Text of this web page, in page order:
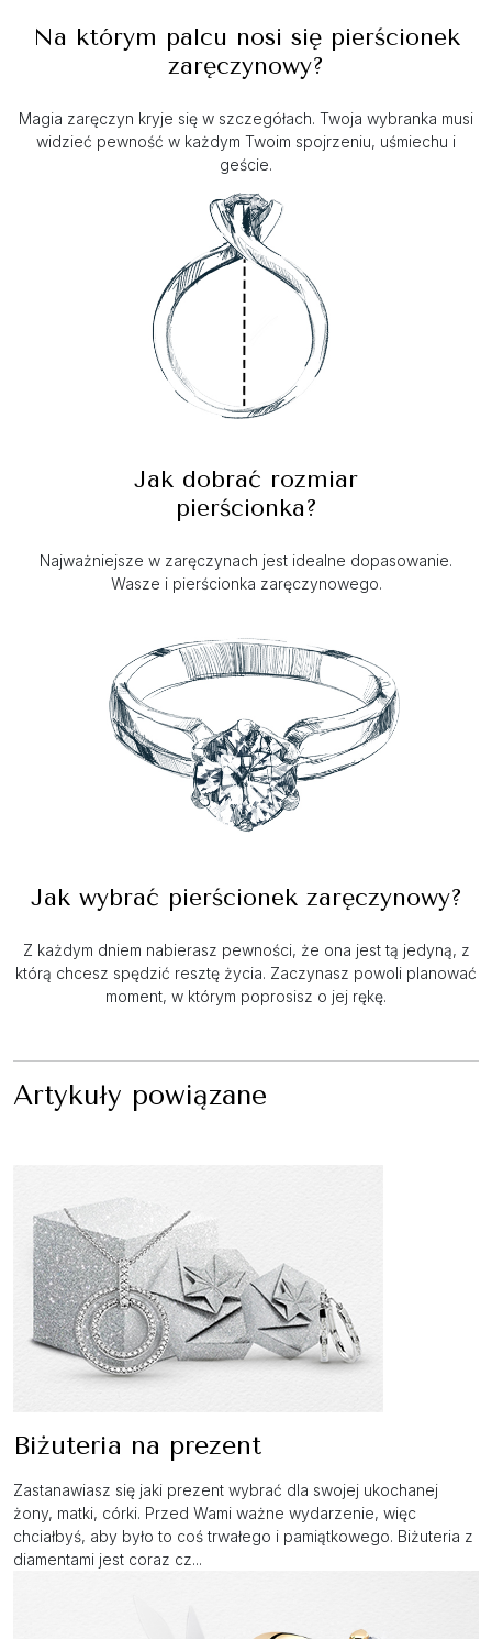
Na którym palcu nosi się pierścionek
zaręczynowy?
Magia zaręczyn kryje się w szczegółach. Twoja wybranka musi
widzieć pewność w każdym Twoim spojrzeniu, uśmiechu i
geście.
Jak dobrać rozmiar
pierścionka?
Najważniejsze w zaręczynach jest idealne dopasowanie.
Wasze i pierścionka zaręczynowego.
Jak wybrać pierścionek zaręczynowy?
Z każdym dniem nabierasz pewności, że ona jest tą jedyną, z
którą chcesz spędzić resztę życia. Zaczynasz powoli planować
moment, w którym poprosisz o jej rękę.
Artykuły powiązane
Biżuteria na prezent
Zastanawiasz się jaki prezent wybrać dla swojej ukochanej
żony, matki, córki. Przed Wami ważne wydarzenie, więc
chciałbyś, aby było to coś trwałego i pamiątkowego. Biżuteria z
diamentami jest coraz cz...